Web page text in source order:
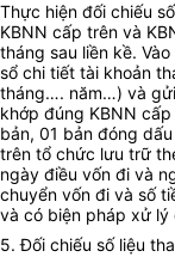
Thực hiện đối chiếu
KBNN cấp trên và
tháng sau liền kề.
sổ chi tiết tài khoản
tháng…. năm…) và gửi
khớp đúng KBNN
bản, 01 bản đóng
trên tổ chức lưu trữ
ngày điều vốn đi và
chuyển vốn đi và số
và có biện pháp xử lý
5. Đối chiếu số liệu